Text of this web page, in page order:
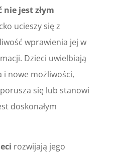
jest złym
ucieszy się z
wprawienia jej w
Dzieci uwielbiają
i nowe możliwości,
się lub stanowi
doskonałym
rozwijają jego